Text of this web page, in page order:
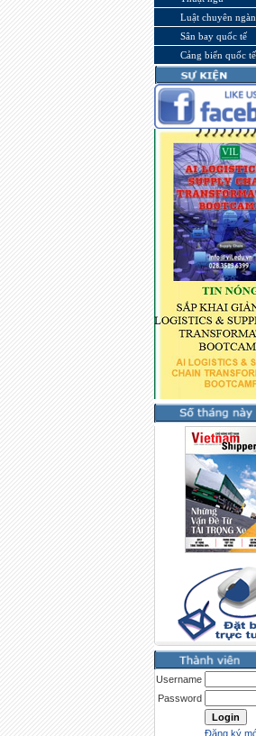
Luật chuyên
Sân bay quốc tế
Cảng biển quốc tế
Username
Password
Đăng ký